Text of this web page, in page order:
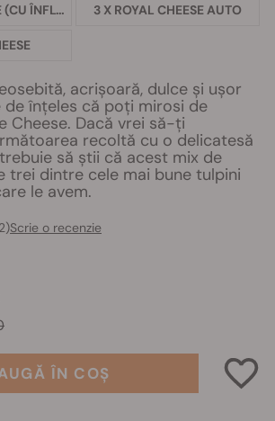
3 X ROYAL CHEESE (CU ÎNFLORIRE RAPIDĂ)
3 X ROYAL CHEESE AUTO
acrișoară, dulce și ușor
de înțeles că poți mirosi de
Cheese. Dacă vrei să-ți
recoltă cu o delicatesă
să știi că acest mix de
trei dintre cele mai bune tulpini
le avem.
Scrie o recenzie
ÎN COȘ